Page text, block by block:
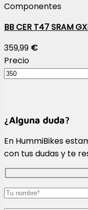
Componentes
BB CER T47 SRAM
359,99 €
Precio
Precio
¿Alguna duda?
En HummiBikes
con tus dudas y te